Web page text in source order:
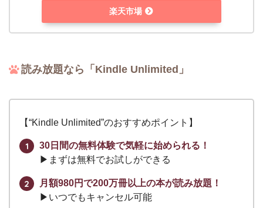
楽天市場
読み放題なら「Kindle Unlimited」
【“Kindle Unlimited”のおすすめポイント】
30日間の無料体験で気軽に始められる！
▶︎まずは無料でお試しができる
月額980円で200万冊以上の本が読み放題！
▶︎いつでもキャンセル可能